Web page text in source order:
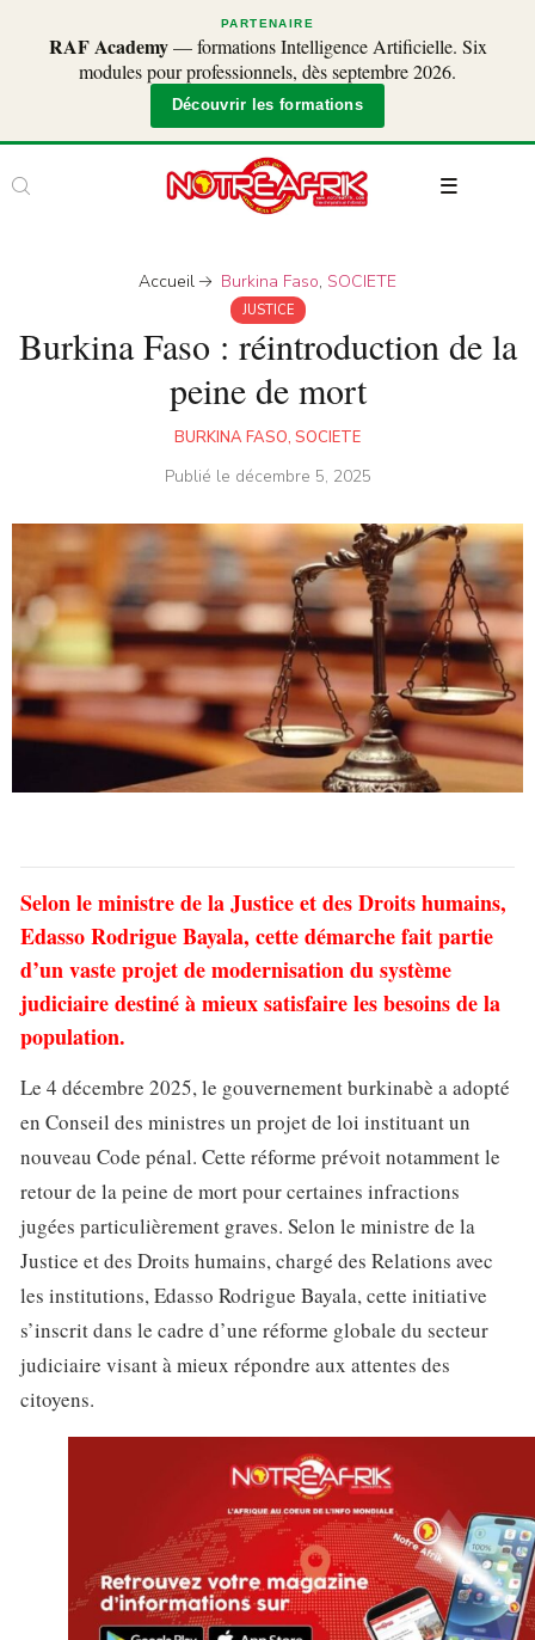
PARTENAIRE
RAF Academy— formations Intelligence Artificielle. Six
modules pour professionnels, dès septembre 2026.
Découvrir les formations
Accueil Burkina Faso, SOCIETE
JUSTICE
Burkina Faso : réintroduction de la
peine de mort
BURKINA FASO, SOCIETE
Publié le décembre 5, 2025
Selon le ministre de la Justice et des Droits humains,
Edasso Rodrigue Bayala, cette démarche fait partie
d’un vaste projet de modernisation du système
judiciaire destiné à mieux satisfaire les besoins de la
population.
Le 4 décembre 2025, le gouvernement burkinabè a adopté
en Conseil des ministres un projet de loi instituant un
nouveau Code pénal. Cette réforme prévoit notamment le
retour de la peine de mort pour certaines infractions
jugées particulièrement graves. Selon le ministre de la
Justice et des Droits humains, chargé des Relations avec
les institutions, Edasso Rodrigue Bayala, cette initiative
s’inscrit dans le cadre d’une réforme globale du secteur
judiciaire visant à mieux répondre aux attentes des
citoyens.